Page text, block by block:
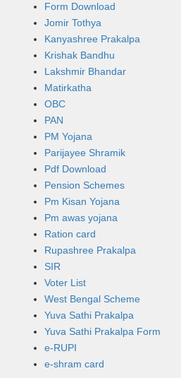
Form Download
Jomir Tothya
Kanyashree Prakalpa
Krishak Bandhu
Lakshmir Bhandar
Matirkatha
OBC
PAN
PM Yojana
Parijayee Shramik
Pdf Download
Pension Schemes
Pm Kisan Yojana
Pm awas yojana
Ration card
Rupashree Prakalpa
SIR
Voter List
West Bengal Scheme
Yuva Sathi Prakalpa
Yuva Sathi Prakalpa Form
e-RUPI
e-shram card